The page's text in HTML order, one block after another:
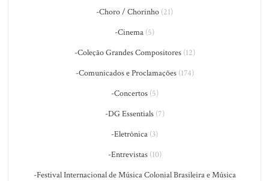
-Choro / Chorinho (21)
-Cinema (5)
-Coleção Grandes Compositores(12)
-Comunicados e Proclamações(174)
-Concertos(5)
-DG Essentials(7)
-Eletrônica (3)
-Entrevistas(10)
-Festival Internacional de Música Colonial Brasileira e Música